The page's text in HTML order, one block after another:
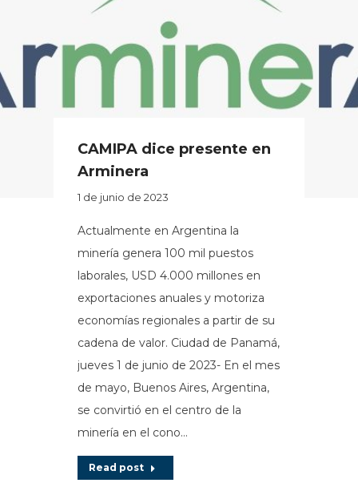
CAMIPA dice presente en
Arminera
1 de junio de 2023
Actualmente en Argentina la
minería genera 100 mil puestos
laborales, USD 4.000 millones en
exportaciones anuales y motoriza
economías regionales a partir de su
cadena de valor. Ciudad de Panamá,
jueves 1 de junio de 2023- En el mes
de mayo, Buenos Aires, Argentina,
se convirtió en el centro de la
minería en el cono…
Read post